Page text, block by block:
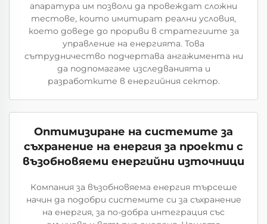
апаратура им позволи да провеждат сложни
тестове, които имитират реални условия,
което доведе до прориви в стратегиите за
управление на енергията. Това
сътрудничество подчертава ангажимента ни
да подпомагаме изследванията и
разработките в енергийния сектор.
Оптимизиране на системите за
съхранение на енергия за проекти с
възобновяеми енергийни източници
Компания за възобновяема енергия търсеше
начин да подобри системите си за съхранение
на енергия, за по-добра интеграция със